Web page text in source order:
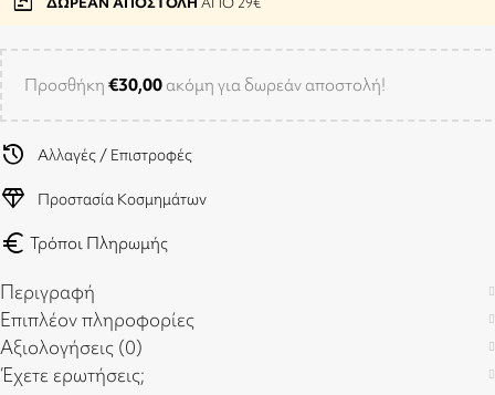
Προσθήκη €30,00 ακόμη για δωρεάν αποστολή!
history Αλλαγές / Επιστροφές
diamond Προστασία Κοσμημάτων
euro Τρόποι Πληρωμής
Περιγραφή
Επιπλέον πληροφορίες
Αξιολογήσεις (0)
Έχετε ερωτήσεις;